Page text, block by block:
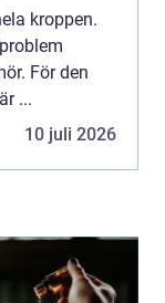
kroppen.
För den
...
10 juli 2026